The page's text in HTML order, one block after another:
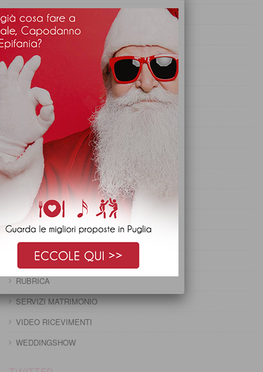
PRANZO CAPODANNO
PRANZO DELLA DOMENICA
PRANZO DELLA PENTOLACCIA
PRANZO DI CARNEVALE
PRANZO DI FERRAGOSTO
PRANZO DI OGNISSANTI
PRANZO DI PASQUA
PRANZO DI PASQUETTA
PRANZO EPIFANIA
PRANZO IMMACOLATA
PRANZO NATALE
PRANZO PRIMO MAGGIO
PRANZO SANTO STEFANO
RUBRICA
SERVIZI MATRIMONIO
VIDEO RICEVIMENTI
WEDDINGSHOW